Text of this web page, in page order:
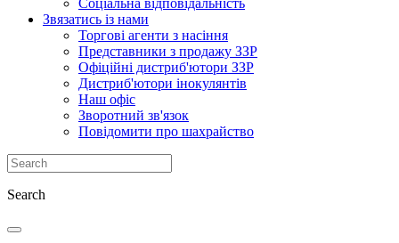
Соціальна відповідальність
Звязатись із нами
Торгові агенти з насіння
Представники з продажу ЗЗР
Офіційні дистриб'ютори ЗЗР
Дистриб'ютори інокулянтів
Наш офіс
Зворотний зв'язок
Повідомити про шахрайство
Search